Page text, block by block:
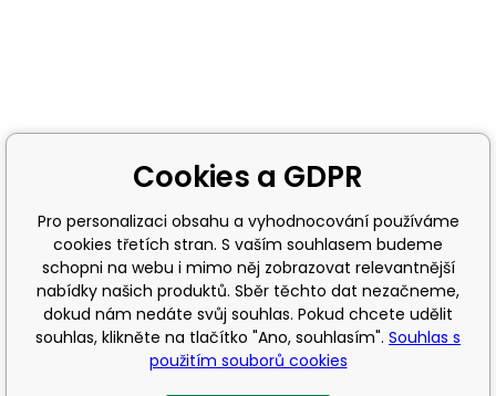
Cookies a GDPR
Pro personalizaci obsahu a vyhodnocování používáme
cookies třetích stran. S vaším souhlasem budeme
schopni na webu i mimo něj zobrazovat relevantnější
nabídky našich produktů. Sběr těchto dat nezačneme,
dokud nám nedáte svůj souhlas. Pokud chcete udělit
souhlas, klikněte na tlačítko "Ano, souhlasím". Souhlas s
použitím souborů cookies